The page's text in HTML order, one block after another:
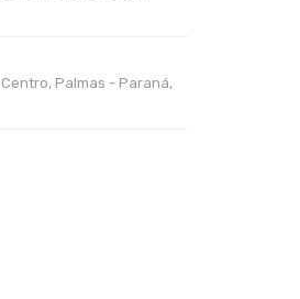
Palmas - Paraná,